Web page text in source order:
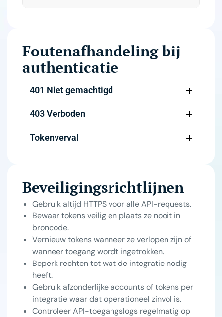
Foutenafhandeling bij
authenticatie
401 Niet gemachtigd
403 Verboden
Tokenverval
Beveiligingsrichtlijnen
Gebruik altijd HTTPS voor alle API-requests.
Bewaar tokens veilig en plaats ze nooit in
broncode.
Vernieuw tokens wanneer ze verlopen zijn of
wanneer toegang wordt ingetrokken.
Beperk rechten tot wat de integratie nodig
heeft.
Gebruik afzonderlijke accounts of tokens per
integratie waar dat operationeel zinvol is.
Controleer API-toegangslogs regelmatig op